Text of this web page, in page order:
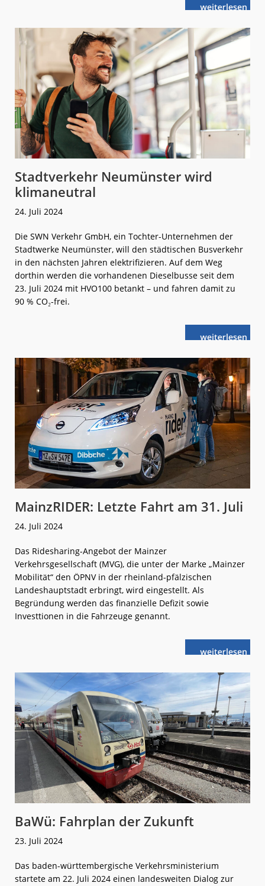
weiterlese
nAlstom:
für
S-
Bahn
Köln
Stadtverkehr Neumünster wird
klimaneutral
24. Juli 2024
Die SWN Verkehr GmbH, ein Tochter-Unternehmen der
Stadtwerke Neumünster, will den städtischen Busverkehr
in den nächsten Jahren elektrifizieren. Auf dem Weg
dorthin werden die vorhandenen Dieselbusse seit dem
23. Juli 2024 mit HVO100 betankt – und fahren damit zu
90 % CO₂-frei.
weiterlese
nStadtverkehr
MainzRIDER: Letzte Fahrt am 31. Juli
24. Juli 2024
Das Ridesharing-Angebot der Mainzer
Verkehrsgesellschaft (MVG), die unter der Marke „Mainzer
Mobilität“ den ÖPNV in der rheinland-pfälzischen
Landeshauptstadt erbringt, wird eingestellt. Als
Begründung werden das finanzielle Defizit sowie
Investtionen in die Fahrzeuge genannt.
weiterlese
nMainzRIDER:
31. Juli
BaWü: Fahrplan der Zukunft
23. Juli 2024
Das baden-württembergische Verkehrsministerium
startete am 22. Juli 2024 einen landesweiten Dialog zur